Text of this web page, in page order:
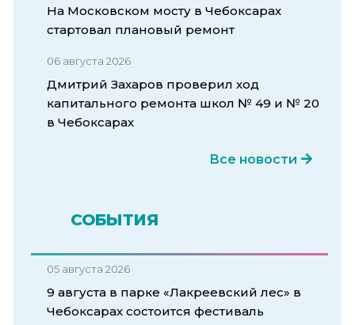
На Московском мосту в Чебоксарах
стартовал плановый ремонт
06 августа 2026
Дмитрий Захаров проверил ход
капитального ремонта школ № 49 и № 20
в Чебоксарах
Все новости
СОБЫТИЯ
05 августа 2026
9 августа в парке «Лакреевский лес» в
Чебоксарах состоится фестиваль